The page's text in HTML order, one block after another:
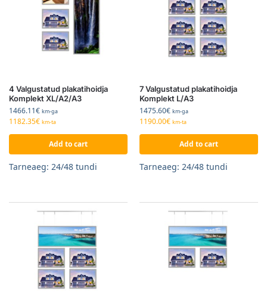
4 Valgustatud plakatihoidja
Komplekt XL/A2/A3
1466.11€ km-ga
1182.35€ km-ta
Add to cart
Tarneaeg: 24/48 tundi
7 Valgustatud plakatihoidja
Komplekt L/A3
1475.60€ km-ga
1190.00€ km-ta
Add to cart
Tarneaeg: 24/48 tundi